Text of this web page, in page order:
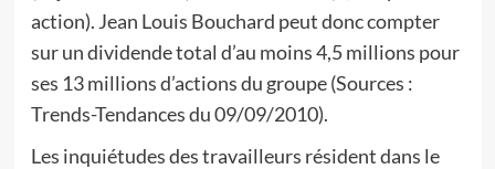
action). Jean Louis Bouchard peut donc compter
sur un dividende total d’au moins 4,5 millions pour
ses 13 millions d’actions du groupe (Sources :
Trends-Tendances du 09/09/2010).
Les inquiétudes des travailleurs résident dans le